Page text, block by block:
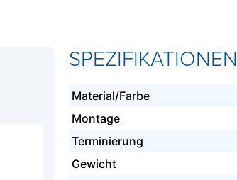
SPEZIFIKATIONEN
Material/Farbe
Montage
Terminierung
Gewicht